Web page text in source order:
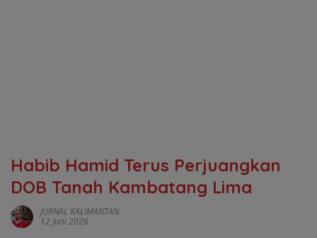
‎Habib Hamid Terus Perjuangkan
DOB Tanah Kambatang Lima
JURNAL KALIMANTAN
12 Juni 2026